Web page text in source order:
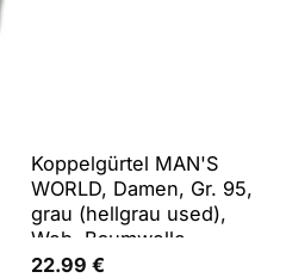
Koppelgürtel MAN'S
WORLD, Damen, Gr. 95,
grau (hellgrau used),
Web, Baumwolle,
Abriebeffekte, used,
22.99 €